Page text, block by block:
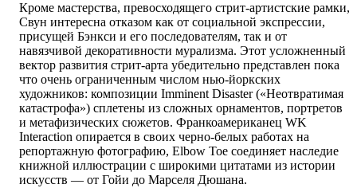
Кроме мастерства, превосходящего стрит-артистские рамки,
Свун интересна отказом как от социальной экспрессии,
присущей Бэнкси и его последователям, так и от
навязчивой декоративности мурализма. Этот усложненный
вектор развития стрит-арта убедительно представлен пока
что очень ограниченным числом нью-йоркских
художников: композиции Imminent Disaster («Неотвратимая
катастрофа») сплетены из сложных орнаментов, портретов
и метафизических сюжетов. Франкоамериканец WK
Interaction опирается в своих черно-белых работах на
репортажную фотографию, Elbow Toe соединяет наследие
книжной иллюстрации с широкими цитатами из истории
искусств — от Гойи до Марселя Дюшана.